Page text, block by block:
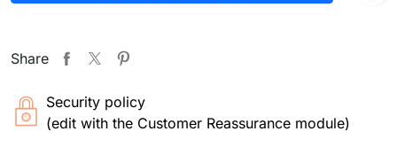
Share
Security policy
(edit with the Customer Reassurance module)